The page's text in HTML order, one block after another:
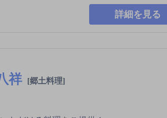
詳細を見る
祥 [郷土料理]